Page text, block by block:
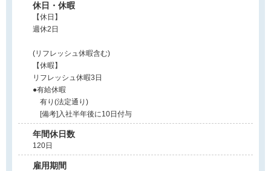
休日・休暇
【休日】
週休2日
(リフレッシュ休暇含む)
【休暇】
リフレッシュ休暇3日
●有給休暇
有り(法定通り)
[備考]入社半年後に10日付与
年間休日数
120日
雇用期間